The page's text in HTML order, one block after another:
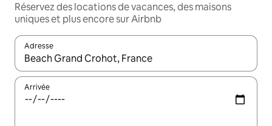
Réservez des locations de vacances, des maisons
uniques et plus encore sur Airbnb
Adresse
Lorsque les résultats s'affichent, utilisez les flèches vers le
Arrivée